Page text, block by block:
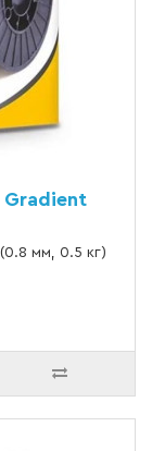
Gradient
мм, 0.5 кг)